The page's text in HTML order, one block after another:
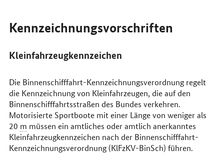
Kennzeichnungsvorschriften
Kleinfahrzeugkennzeichen
Die Binnenschifffahrt-Kennzeichnungsverordnung regelt
die Kennzeichnung von Kleinfahrzeugen, die auf den
Binnenschifffahrtsstraßen des Bundes verkehren.
Motorisierte Sportboote mit einer Länge von weniger als
20 m müssen ein amtliches oder amtlich anerkanntes
Kleinfahrzeugkennzeichen nach der Binnenschifffahrt-
Kennzeichnungsverordnung (KlFzKV-BinSch) führen.